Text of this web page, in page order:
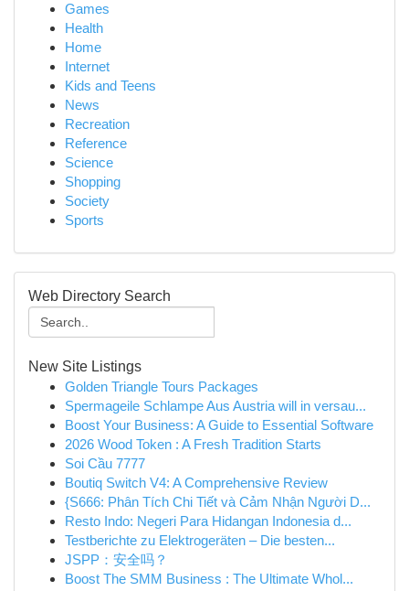
Games
Health
Home
Internet
Kids and Teens
News
Recreation
Reference
Science
Shopping
Society
Sports
Web Directory Search
New Site Listings
Golden Triangle Tours Packages
Spermageile Schlampe Aus Austria will in versau...
Boost Your Business: A Guide to Essential Software
2026 Wood Token : A Fresh Tradition Starts
Soi Cầu 7777
Boutiq Switch V4: A Comprehensive Review
{S666: Phân Tích Chi Tiết và Cảm Nhận Người D...
Resto Indo: Negeri Para Hidangan Indonesia d...
Testberichte zu Elektrogeräten – Die besten...
JSPP：安全吗？
Boost The SMM Business : The Ultimate Whol...